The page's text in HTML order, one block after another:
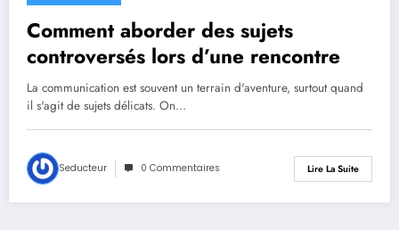
Comment aborder des sujets
controversés lors d’une rencontre
La communication est souvent un terrain d'aventure, surtout quand
il s'agit de sujets délicats. On…
Seducteur 0 Commentaires Lire La Suite